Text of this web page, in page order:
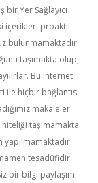
Yer Sağlayıcı
içerikleri proaktif
bulunmamaktadır.
taşımakta olup,
Bu internet
ile hiçbir bağlantısı
makaleler
taşımamakta
yapılmamaktadır.
tesadüfidir.
bir bilgi paylaşım